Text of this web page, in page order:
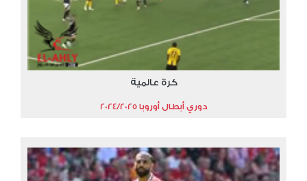
كرة عالمية
دوري أبطال أوروبا 2024/2025